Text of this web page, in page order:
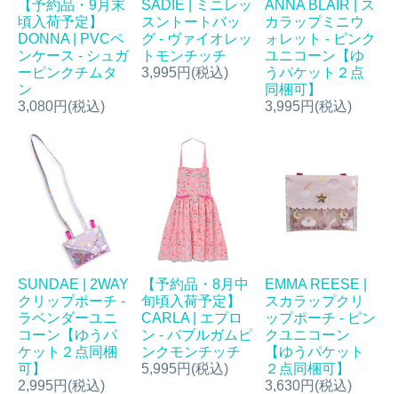
【予約品・9月末
頃入荷予定】
DONNA | PVCペ
ンケース - シュガ
ーピンクチムタ
ン
3,080円(税込)
SADIE | ミニレッ
スントートバッ
グ - ヴァイオレッ
トモンチッチ
3,995円(税込)
ANNA BLAIR | ス
カラップミニウ
ォレット - ピンク
ユニコーン【ゆ
うパケット２点
同梱可】
3,995円(税込)
SUNDAE | 2WAY
クリップポーチ -
ラベンダーユニ
コーン【ゆうパ
ケット２点同梱
可】
2,995円(税込)
【予約品・8月中
旬頃入荷予定】
CARLA | エプロ
ン - バブルガムピ
ンクモンチッチ
5,995円(税込)
EMMA REESE |
スカラップクリ
ップポーチ - ピン
クユニコーン
【ゆうパケット
２点同梱可】
3,630円(税込)